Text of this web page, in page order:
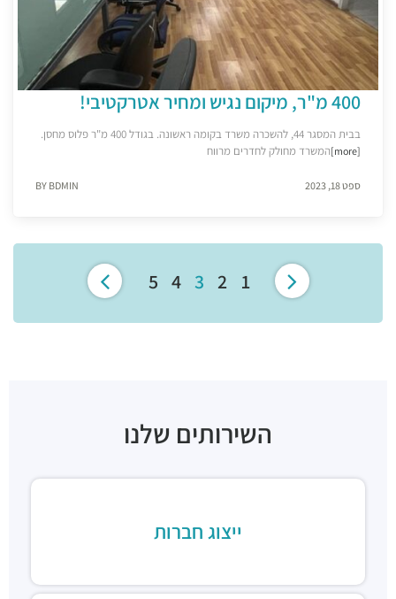
400 מ"ר, מיקום נגיש ומחיר אטרקטיבי!
בבית המסגר 44, להשכרה משרד בקומה ראשונה. בגודל 400 מ"ר פלוס מחסן.
המשרד מחולק לחדרים מרווח
[more]
BY BDMIN ספט 18, 2023
1
2
3
4
5
השירותים שלנו
ייצוג חברות